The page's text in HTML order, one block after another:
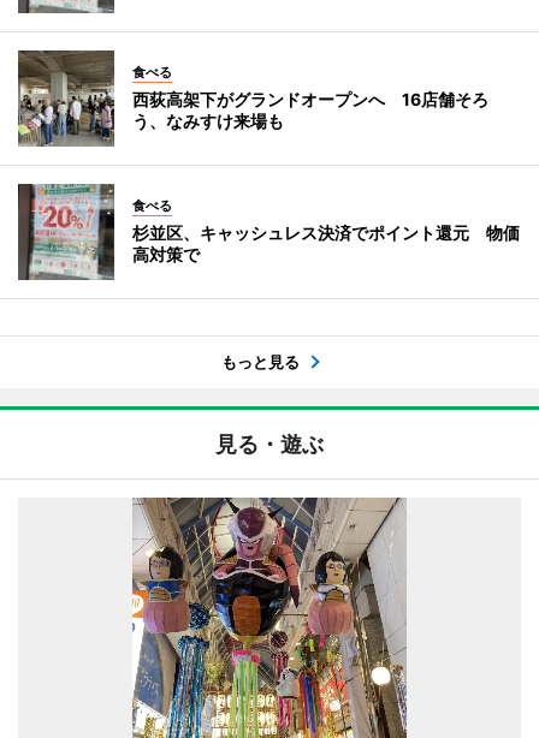
食べる
西荻高架下がグランドオープンへ 16店舗そろ
う、なみすけ来場も
食べる
杉並区、キャッシュレス決済でポイント還元 物価
高対策で
もっと見る
見る・遊ぶ